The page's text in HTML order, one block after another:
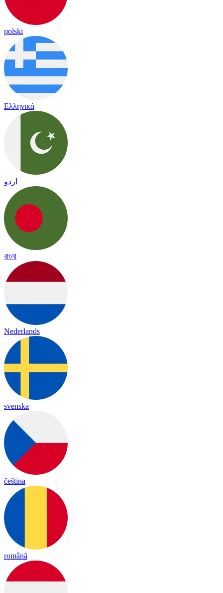
polski
Ελληνικά
اردو
বাংলা
Nederlands
svenska
čeština
română